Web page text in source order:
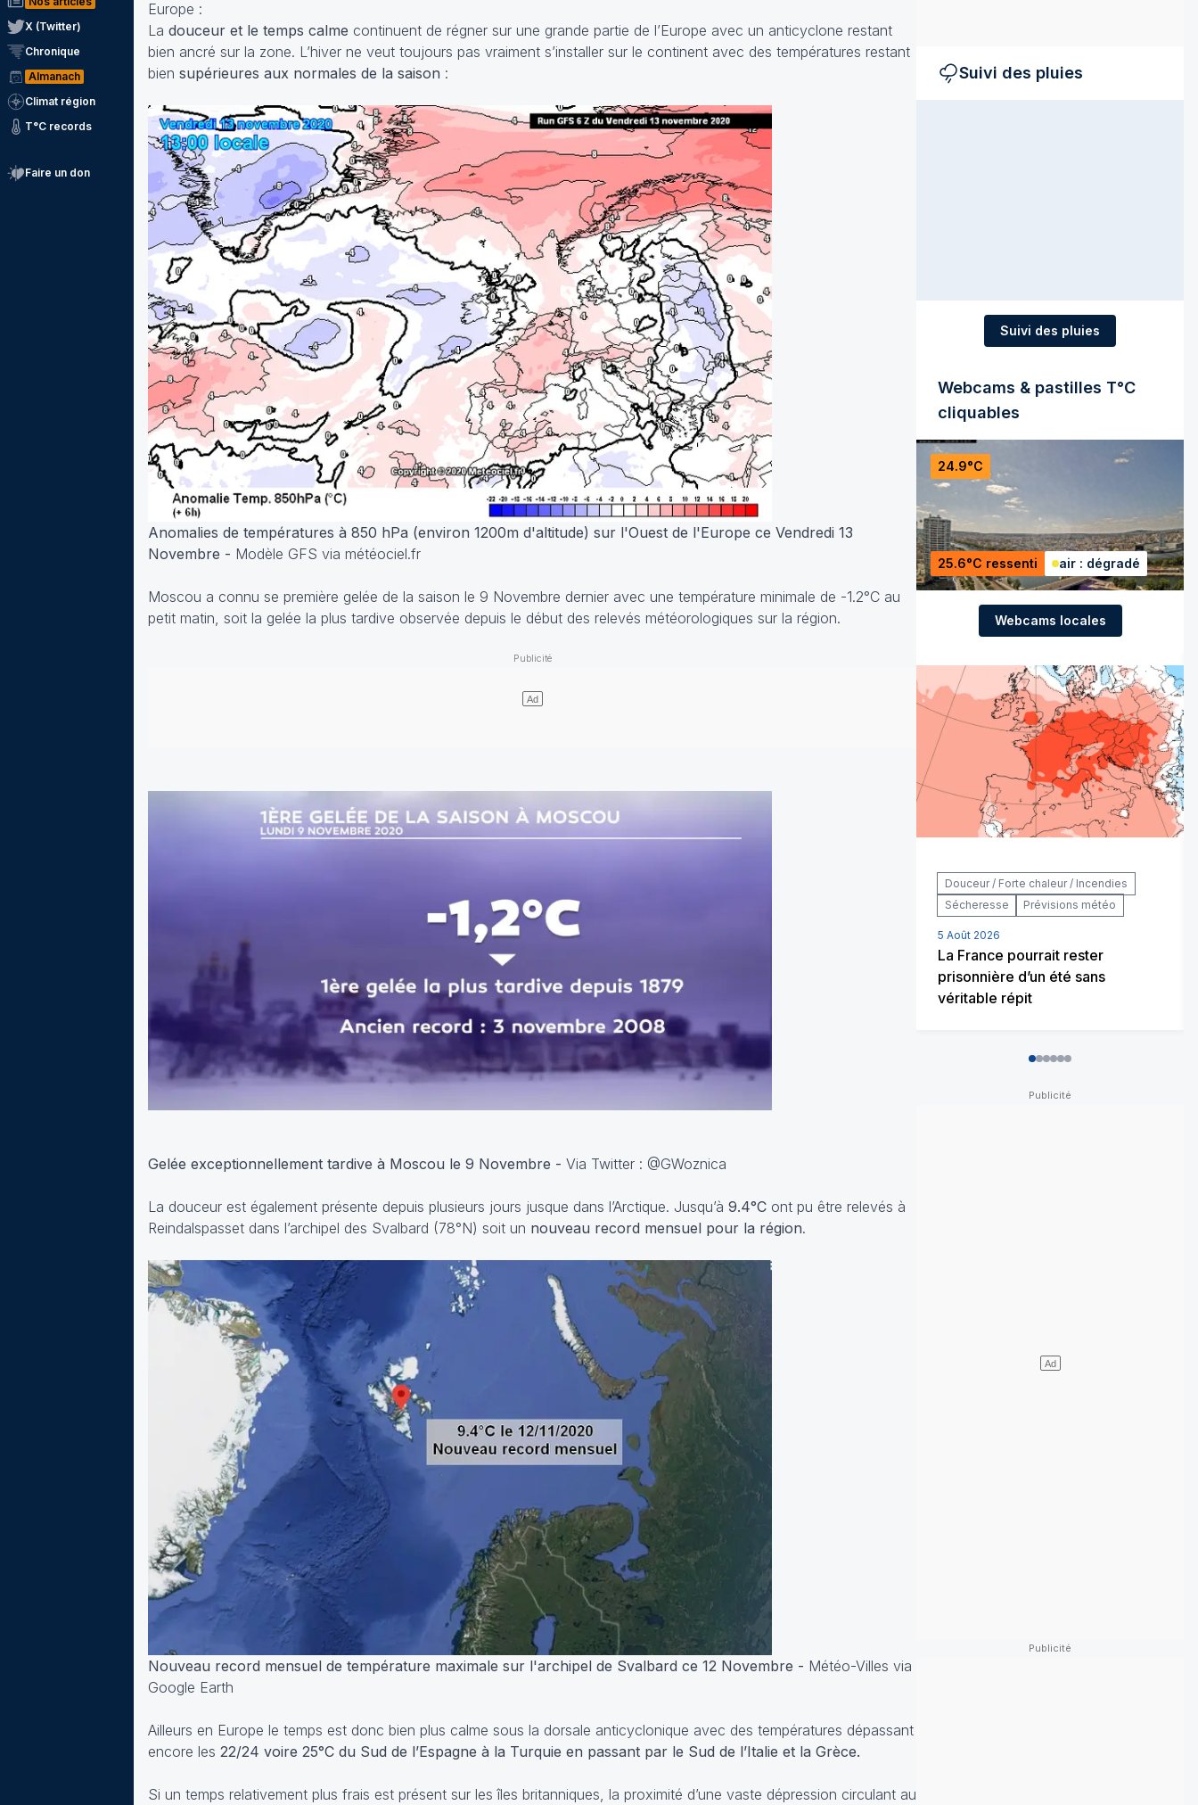
X (Twitter)
Chronique
Almanach
Climat région
T°C records
Faire un don
Europe :
La douceur et le temps calme continuent de régner sur une grande partie de l’Europe avec un anticyclone restant
bien ancré sur la zone. L’hiver ne veut toujours pas vraiment s’installer sur le continent avec des températures restant
bien supérieures aux normales de la saison :
Anomalies de températures à 850 hPa (environ 1200m d'altitude) sur l'Ouest de l'Europe ce Vendredi 13
Novembre - Modèle GFS via météociel.fr
Moscou a connu se première gelée de la saison le 9 Novembre dernier avec une température minimale de -1.2°C au
petit matin, soit la gelée la plus tardive observée depuis le début des relevés météorologiques sur la région.
Gelée exceptionnellement tardive à Moscou le 9 Novembre - Via Twitter : @GWoznica
La douceur est également présente depuis plusieurs jours jusque dans l’Arctique. Jusqu’à 9.4°C ont pu être relevés à
Reindalspasset dans l’archipel des Svalbard (78°N) soit un nouveau record mensuel pour la région.
Nouveau record mensuel de température maximale sur l'archipel de Svalbard ce 12 Novembre - Météo-Villes via
Google Earth
Ailleurs en Europe le temps est donc bien plus calme sous la dorsale anticyclonique avec des températures dépassant
encore les 22/24 voire 25°C du Sud de l’Espagne à la Turquie en passant par le Sud de l’Italie et la Grèce.
Si un temps relativement plus frais est présent sur les îles britanniques, la proximité d’une vaste dépression circulant au
Suivi des pluies
Suivi des pluies
Webcams & pastilles T°C
cliquables
24.9°C
25.6°C ressenti air : dégradé
Webcams locales
Douceur / Forte chaleur / Incendies
Sécheresse
Prévisions météo
5 Août 2026
La France pourrait rester
prisonnière d’un été sans
véritable répit
012345